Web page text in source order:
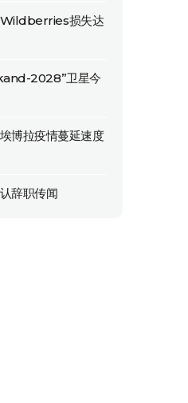
Wildberries损失达
2028”卫星今
博拉疫情蔓延速度
辞职传闻